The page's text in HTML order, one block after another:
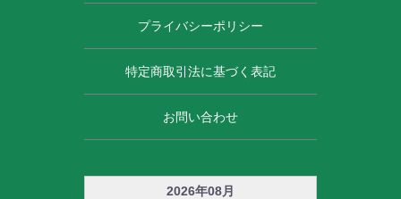
プライバシーポリシー
特定商取引法に基づく表記
お問い合わせ
2026年08月